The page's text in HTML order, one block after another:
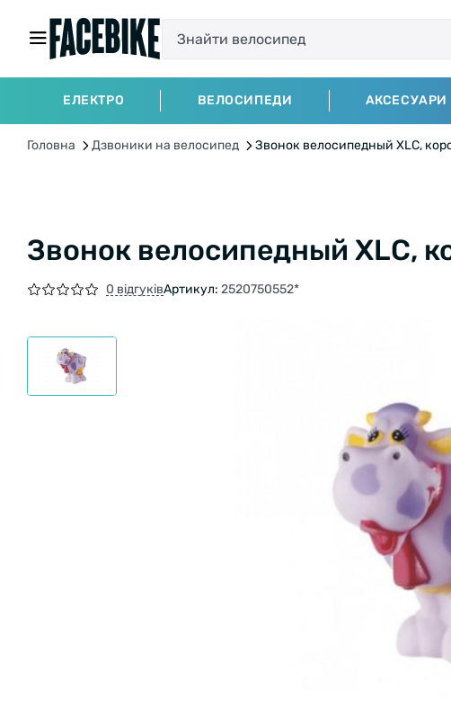
ЕЛЕКТРО ВЕЛОСИПЕДИ АКСЕСУАРИ
Головна Дзвоники на велосипед Звонок велосипедный XLC,
Звонок велосипедный XLC,
0 відгуківАртикул: 2520750552*